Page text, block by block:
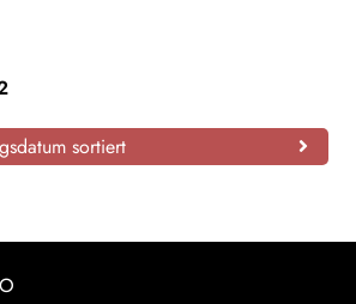
sortiert